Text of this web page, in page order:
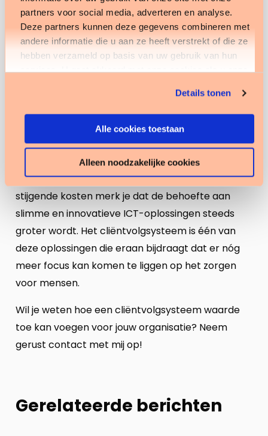
partners voor social media, adverteren en analyse.
Deze partners kunnen deze gegevens combineren met
andere informatie die u aan ze heeft verstrekt of die ze
hebben verzameld op basis van uw gebruik van hun
services. U gaat akkoord met onze cookies als u onze
Details tonen
Alle cookies toestaan
Alleen noodzakelijke cookies
cliënt worden gevraagd.
De cliënt staat vanaf het begin centraal, wat
meteen zorgt voor een goede indruk.
Door vinger aan de pols te houden is de kans
kleiner dat de toekomstige cliënt gaat kijken bij
goed in beeld blijven.
hier stuurinformatie uit halen.
Door de toenemende zorgconsumptie en de
stijgende kosten merk je dat de behoefte aan
slimme en innovatieve ICT-oplossingen steeds
groter wordt. Het cliëntvolgsysteem is één van
deze oplossingen die eraan bijdraagt dat er nóg
meer focus kan komen te liggen op het zorgen
voor mensen.
Wil je weten hoe een cliëntvolgsysteem waarde
toe kan voegen voor jouw organisatie? Neem
gerust contact met mij op!
Gerelateerde berichten